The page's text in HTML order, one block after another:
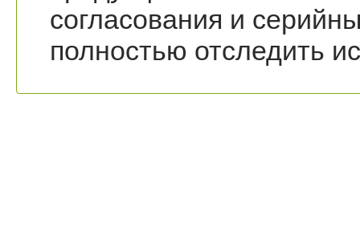
согласования и
полностью отследить